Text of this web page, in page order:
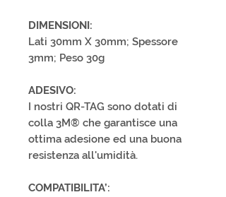
DIMENSIONI:
Lati 30mm X 30mm; Spessore
3mm; Peso 30g
ADESIVO:
I nostri QR-TAG sono dotati di
colla 3M® che garantisce una
ottima adesione ed una buona
resistenza all'umidità.
COMPATIBILITA’: